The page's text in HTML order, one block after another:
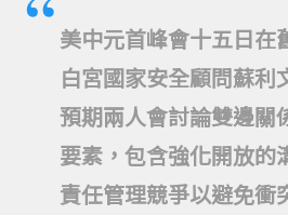
美中元首峰會十五日在
白宮國家安全顧問蘇利
預期兩人會討論雙邊關
要素，包含強化開放的
責任管理競爭以避免衝